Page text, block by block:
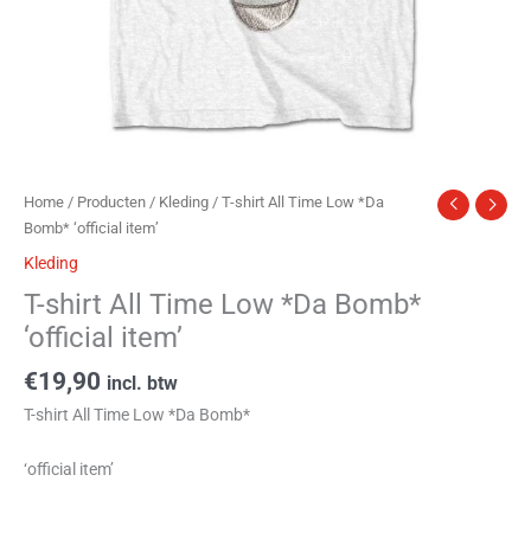
Home / Producten / Kleding / T-shirt All Time Low *Da
Bomb* ‘official item’
Kleding
T-shirt All Time Low *Da Bomb*
‘official item’
€19,90 incl. btw
T-shirt All Time Low *Da Bomb*
‘official item’